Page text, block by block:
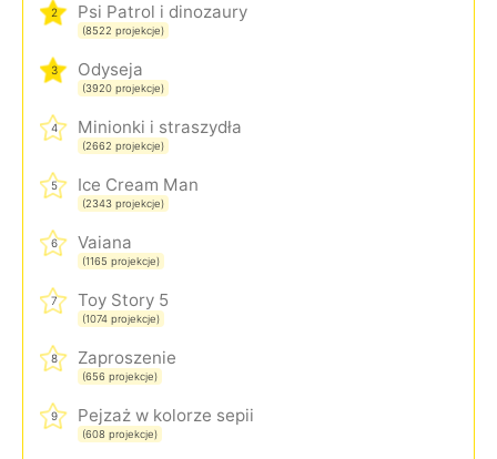
2 Psi Patrol i dinozaury
(8522 projekcje)
3 Odyseja
(3920 projekcje)
4 Minionki i straszydła
(2662 projekcje)
5 Ice Cream Man
(2343 projekcje)
6 Vaiana
(1165 projekcje)
7 Toy Story 5
(1074 projekcje)
8 Zaproszenie
(656 projekcje)
9 Pejzaż w kolorze sepii
(608 projekcje)